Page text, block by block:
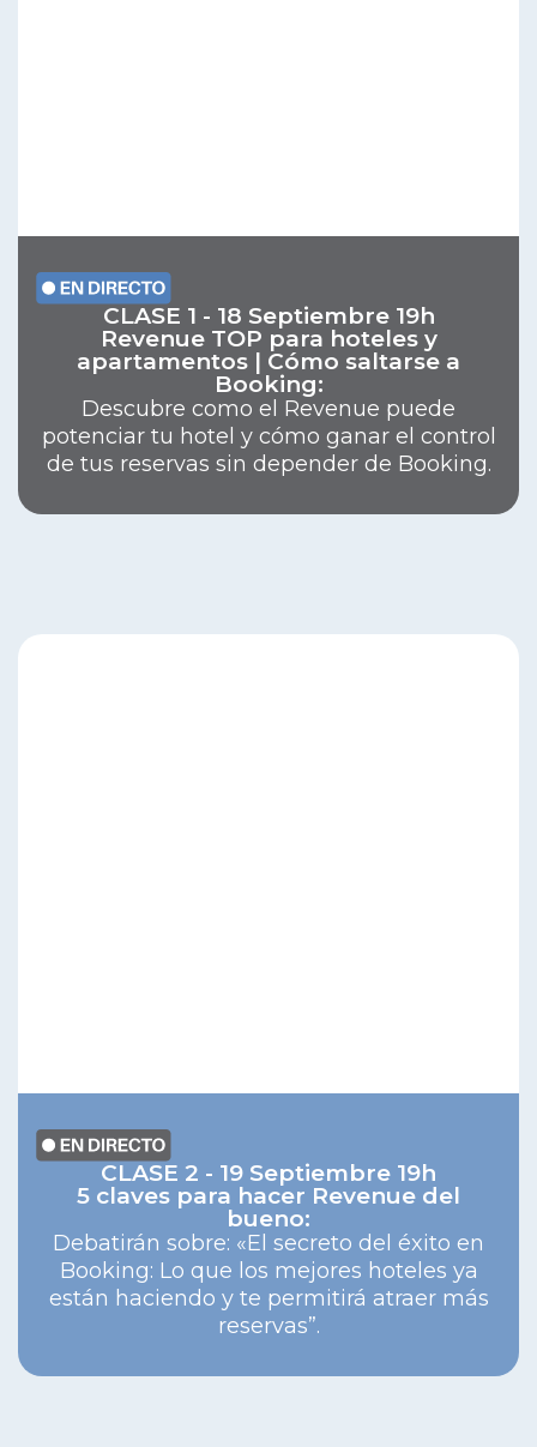
CLASE 1 - 18 Septiembre 19h
Revenue TOP para hoteles y
apartamentos | Cómo saltarse a
Booking:​
Descubre como el Revenue puede
potenciar tu hotel y cómo ganar el control
de tus reservas sin depender de Booking.
CLASE 2 - 19 Septiembre 19h
5 claves para hacer Revenue del
bueno:
Debatirán sobre: «El secreto del éxito en
Booking: Lo que los mejores hoteles ya
están haciendo y te permitirá atraer más
reservas”.